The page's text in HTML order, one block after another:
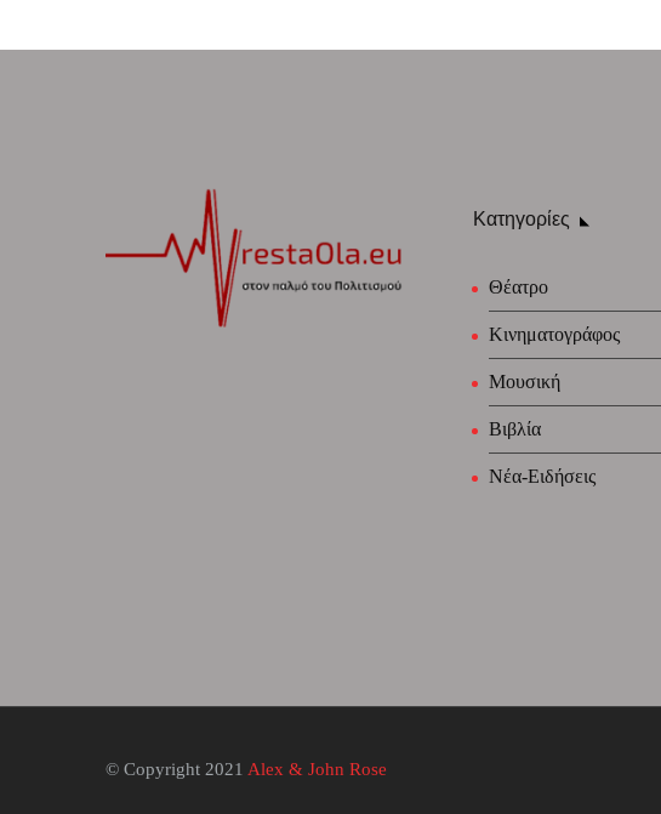
Κατηγορίες
Θέατρο
Κινηματογράφος
Μουσική
Βιβλία
Νέα-Ειδήσεις
© Copyright 2021 Alex & John Rose